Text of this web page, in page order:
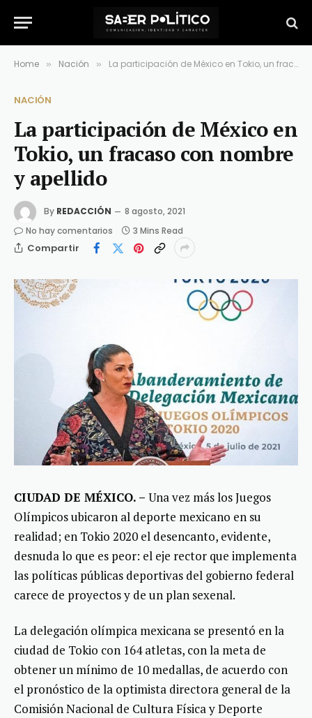
Home » Nación » La participación de México en Tokio, un fracaso con nombre y apellido
NACIÓN
La participación de México en
Tokio, un fracaso con nombre
y apellido
By REDACCIÓN
8 agosto, 2021
No hay comentarios
3 Mins Read
Compartir
CIUDAD DE MÉXICO. – Una vez más los Juegos
Olímpicos ubicaron al deporte mexicano en su
realidad; en Tokio 2020 el desencanto, evidente,
desnuda lo que es peor: el eje rector que implementa
las políticas públicas deportivas del gobierno federal
carece de proyectos y de un plan sexenal.
La delegación olímpica mexicana se presentó en la
ciudad de Tokio con 164 atletas, con la meta de
obtener un mínimo de 10 medallas, de acuerdo con
el pronóstico de la optimista directora general de la
Comisión Nacional de Cultura Física y Deporte